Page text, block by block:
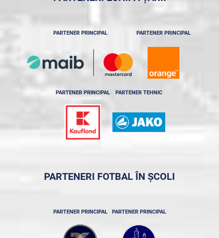
PARTENER PRINCIPAL PARTENER PRINCIPAL
PARTENER PRINCIPAL PARTENER TEHNIC
PARTENERI FOTBAL ÎN ȘCOLI
PARTENER PRINCIPAL PARTENER PRINCIPAL